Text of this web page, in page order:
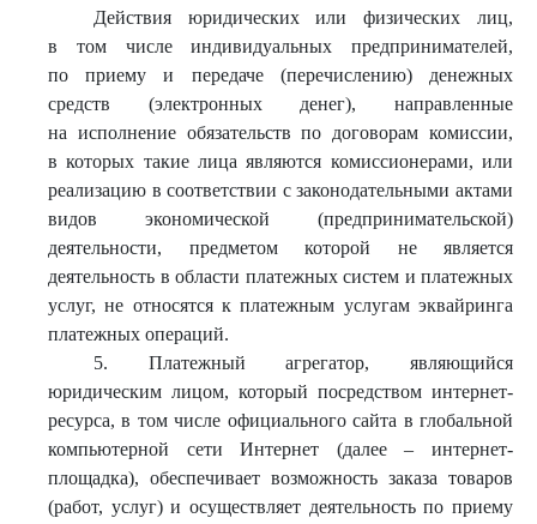
Действия юридических или физических лиц,
в том числе индивидуальных предпринимателей,
по приему и передаче (перечислению) денежных
средств (электронных денег), направленные
на исполнение обязательств по договорам комиссии,
в которых такие лица являются комиссионерами, или
реализацию в соответствии с законодательными актами
видов экономической (предпринимательской)
деятельности, предметом которой не является
деятельность в области платежных систем и платежных
услуг, не относятся к платежным услугам эквайринга
платежных операций.
5. Платежный агрегатор, являющийся
юридическим лицом, который посредством интернет-
ресурса, в том числе официального сайта в глобальной
компьютерной сети Интернет (далее – интернет-
площадка), обеспечивает возможность заказа товаров
(работ, услуг) и осуществляет деятельность по приему